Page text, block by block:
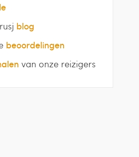
blog
beoordelingen
van onze reizigers